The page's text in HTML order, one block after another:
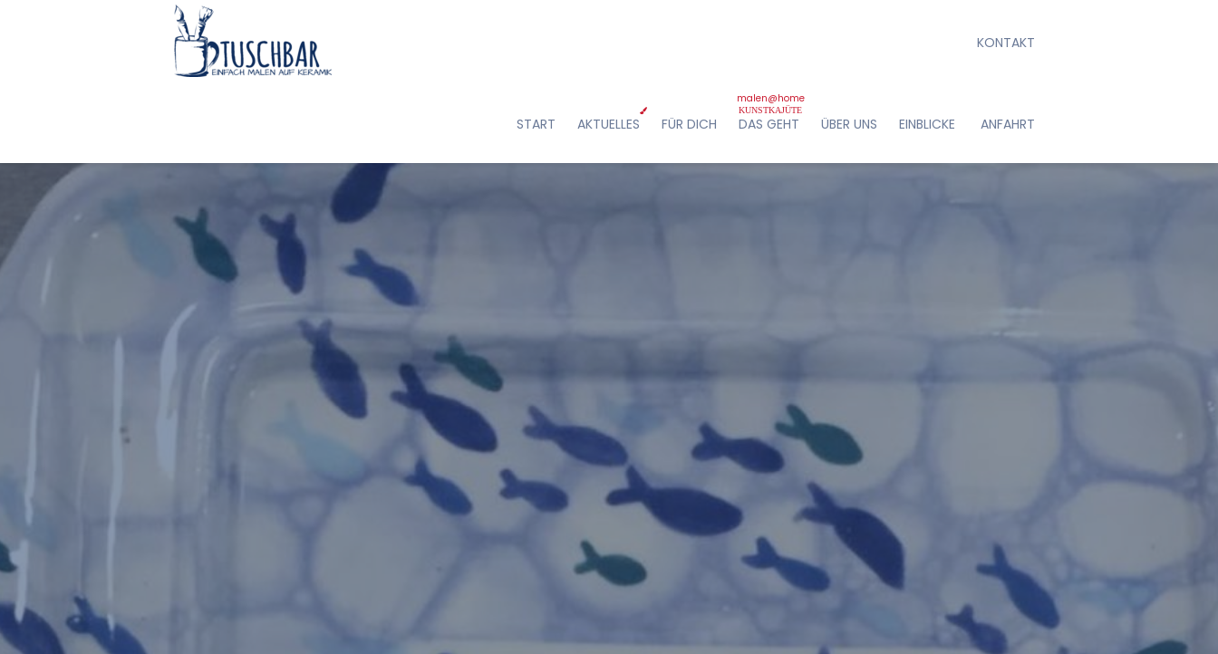
Di - Mi: 11.00 - 19.00 Uhr | Do - Fr: 12.00 - 20.00 Uhr | Sa: 11.00 - 18.00 Uhr oder nach Vereinbarung
Aktuelle Infos gibt es auch auf
Facebook
START AKTUELLES FÜR DICH DAS GEHT ÜBER UNS EINBLICKE
KONTAKT
ANFAHRT